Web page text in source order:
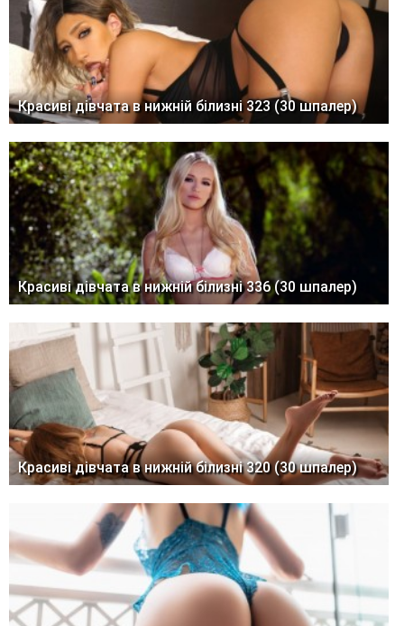
Красиві дівчата в нижній білизні 323 (30 шпалер)
Красиві дівчата в нижній білизні 336 (30 шпалер)
Красиві дівчата в нижній білизні 320 (30 шпалер)